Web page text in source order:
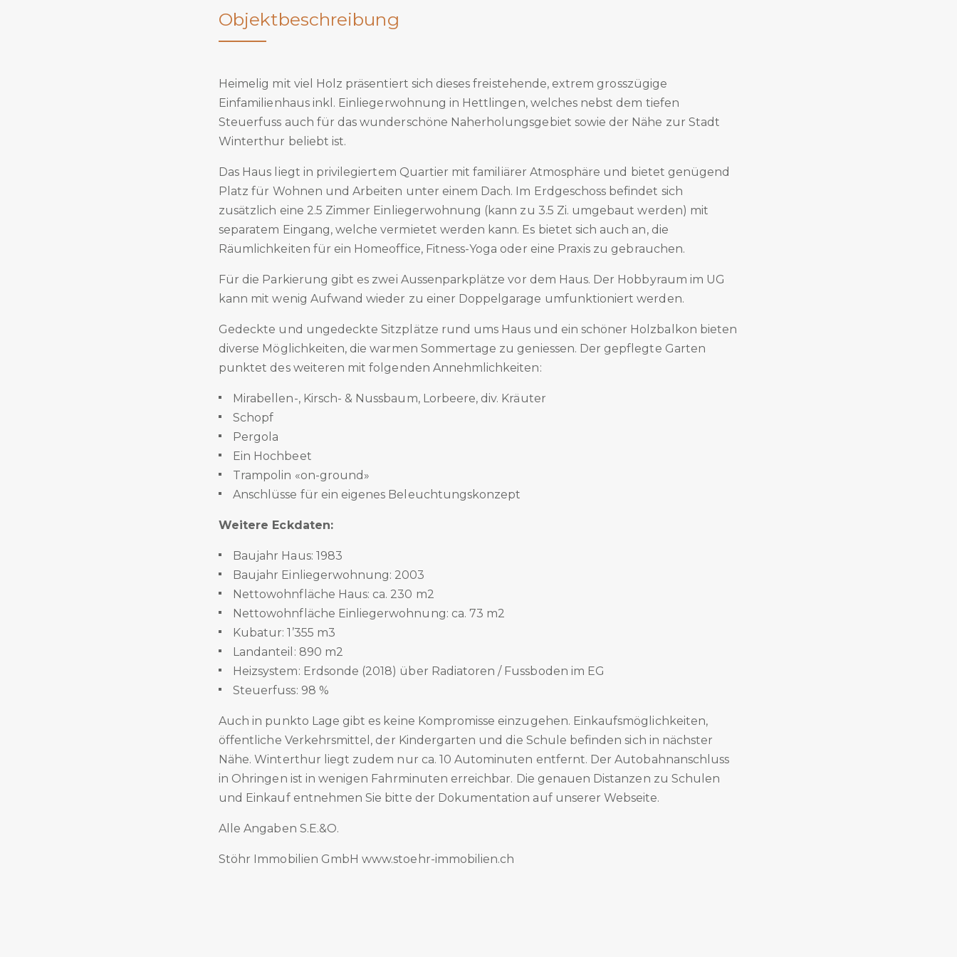
Objektbeschreibung
Heimelig mit viel Holz präsentiert sich dieses freistehende, extrem grosszügige
Einfamilienhaus inkl. Einliegerwohnung in Hettlingen, welches nebst dem tiefen
Steuerfuss auch für das wunderschöne Naherholungsgebiet sowie der Nähe zur Stadt
Winterthur beliebt ist.
Das Haus liegt in privilegiertem Quartier mit familiärer Atmosphäre und bietet genügend
Platz für Wohnen und Arbeiten unter einem Dach. Im Erdgeschoss befindet sich
zusätzlich eine 2.5 Zimmer Einliegerwohnung (kann zu 3.5 Zi. umgebaut werden) mit
separatem Eingang, welche vermietet werden kann. Es bietet sich auch an, die
Räumlichkeiten für ein Homeoffice, Fitness-Yoga oder eine Praxis zu gebrauchen.
Für die Parkierung gibt es zwei Aussenparkplätze vor dem Haus. Der Hobbyraum im UG
kann mit wenig Aufwand wieder zu einer Doppelgarage umfunktioniert werden.
Gedeckte und ungedeckte Sitzplätze rund ums Haus und ein schöner Holzbalkon bieten
diverse Möglichkeiten, die warmen Sommertage zu geniessen. Der gepflegte Garten
punktet des weiteren mit folgenden Annehmlichkeiten:
Mirabellen-, Kirsch- & Nussbaum, Lorbeere, div. Kräuter
Schopf
Pergola
Ein Hochbeet
Trampolin «on-ground»
Anschlüsse für ein eigenes Beleuchtungskonzept
Weitere Eckdaten:
Baujahr Haus: 1983
Baujahr Einliegerwohnung: 2003
Nettowohnfläche Haus: ca. 230 m2
Nettowohnfläche Einliegerwohnung: ca. 73 m2
Kubatur: 1’355 m3
Landanteil: 890 m2
Heizsystem: Erdsonde (2018) über Radiatoren / Fussboden im EG
Steuerfuss: 98 %
Auch in punkto Lage gibt es keine Kompromisse einzugehen. Einkaufsmöglichkeiten,
öffentliche Verkehrsmittel, der Kindergarten und die Schule befinden sich in nächster
Nähe. Winterthur liegt zudem nur ca. 10 Autominuten entfernt. Der Autobahnanschluss
in Ohringen ist in wenigen Fahrminuten erreichbar. Die genauen Distanzen zu Schulen
und Einkauf entnehmen Sie bitte der Dokumentation auf unserer Webseite.
Alle Angaben S.E.&O.
Stöhr Immobilien GmbH www.stoehr-immobilien.ch